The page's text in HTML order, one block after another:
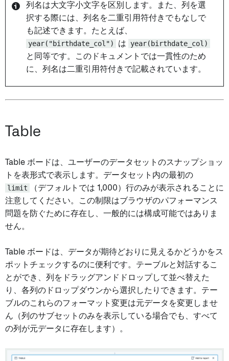
列名は大文字小文字を区別します。また、列を選
択する際には、列名を二重引用符付きでもなしで
も記述できます。たとえば、
year("birthdate_col")
は
year(birthdate_col)
と同等です。このドキュメントでは一貫性のため
に、列名は二重引用符付きで記載されています。
Table
Table ボードは、ユーザーのデータセットのスナップショッ
トを表形式で表示します。データセット内の最初の
limit
（デフォルトでは 1,000）行のみが表示されることに
注意してください。この制限はブラウザのパフォーマンス
問題を防ぐために存在し、一般的には構成可能ではありま
せん。
Table ボードは、データが期待どおりに見えるかどうかをス
ポットチェックするのに便利です。テーブルと対話するこ
とができ、列をドラッグアンドドロップして並べ替えた
り、各列のドロップダウンから選択したりできます。テー
ブルのこれらのフォーマット変更は元データを変更しませ
ん（列のサブセットのみを表示している場合でも、すべて
の列が元データに存在します）。